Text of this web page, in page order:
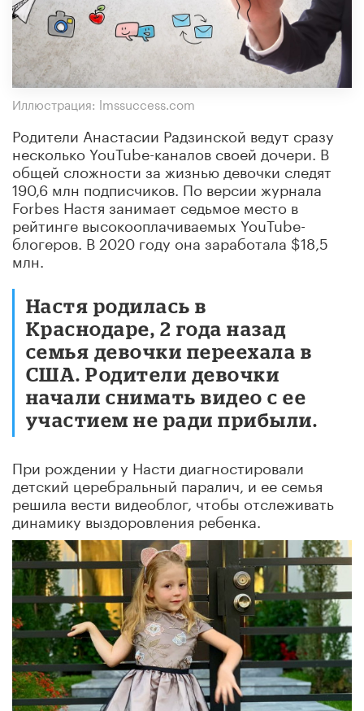
Иллюстрация: lmssuccess.com
Родители Анастасии Радзинской ведут сразу
несколько YouTube-каналов своей дочери. В
общей сложности за жизнью девочки следят
190,6 млн подписчиков. По версии журнала
Forbes Настя занимает седьмое место в
рейтинге высокооплачиваемых YouTube-
блогеров. В 2020 году она заработала $18,5
млн.
Настя родилась в
Краснодаре, 2 года назад
семья девочки переехала в
США. Родители девочки
начали снимать видео с ее
участием не ради прибыли.
При рождении у Насти диагностировали
детский церебральный паралич, и ее семья
решила вести видеоблог, чтобы отслеживать
динамику выздоровления ребенка.